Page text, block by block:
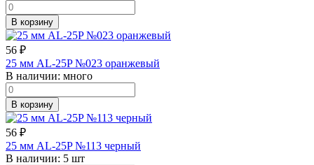
В корзину
56 ₽
25 мм AL-25P №023 оранжевый
В наличии: много
В корзину
56 ₽
25 мм AL-25P №113 черный
В наличии: 5 шт